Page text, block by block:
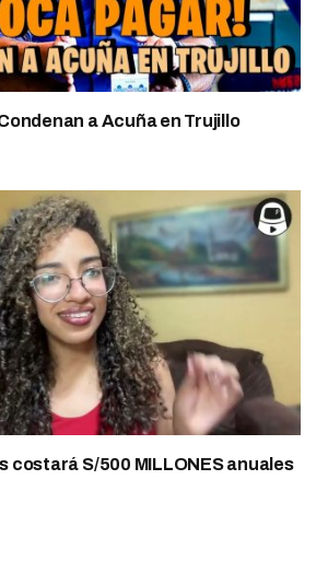
a Acuña en Trujillo
costará S/500 MILLONES anuales